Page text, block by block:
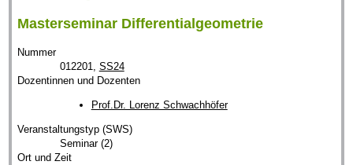
Masterseminar Differentialgeometrie
Nummer
012201, SS24
Dozentinnen und Dozenten
Prof.Dr. Lorenz Schwachhöfer
Veranstaltungstyp (SWS)
Seminar (2)
Ort und Zeit